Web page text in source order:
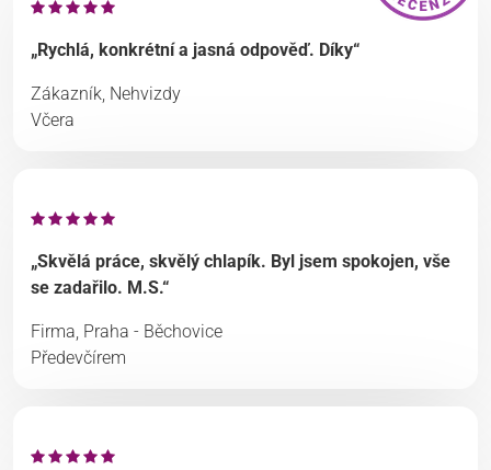
„Rychlá, konkrétní a jasná odpověď. Díky“
Zákazník, Nehvizdy
Včera
„Skvělá práce, skvělý chlapík. Byl jsem spokojen, vše
se zadařilo. M.S.“
Firma, Praha - Běchovice
Předevčírem